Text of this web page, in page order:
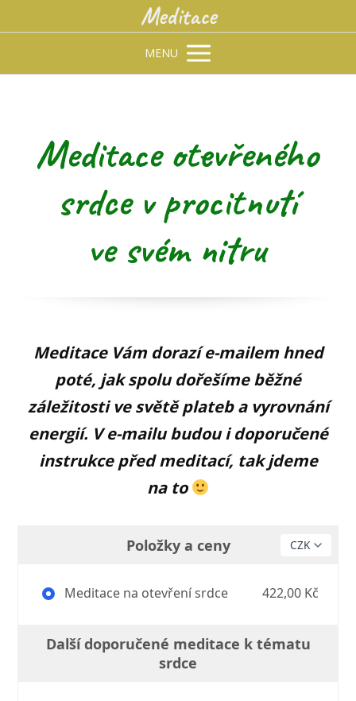
Meditace
MENU
Meditace otevřeného
srdce v procitnutí
ve svém nitru
Meditace Vám dorazí e-mailem hned
poté, jak spolu dořešíme běžné
záležitosti ve světě plateb a vyrovnání
energií. V e-mailu budou i doporučené
instrukce před meditací, tak jdeme
na to
Položky a ceny
Meditace na otevření srdce 422,00 Kč
Další doporučené meditace k tématu
srdce